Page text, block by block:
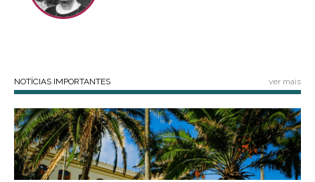
NOTÍCIAS IMPORTANTES ver mais